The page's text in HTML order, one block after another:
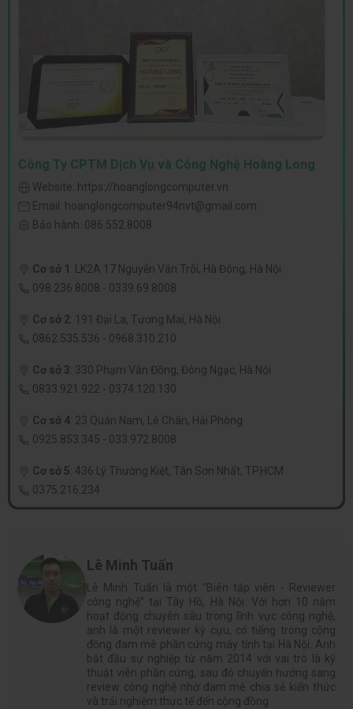
Công Ty CPTM Dịch Vụ và Công Nghệ Hoàng Long
Website: https://hoanglongcomputer.vn
Email: hoanglongcomputer94nvt@gmail.com
Bảo hành: 086.552.8008
Cơ sở 1 : LK2A 17 Nguyễn Văn Trỗi, Hà Đông, Hà Nội
098.236.8008 - 0339.69.8008
Cơ sở 2: 191 Đại La, Tương Mai, Hà Nội
0862.535.536 - 0968.310.210
Cơ sở 3: 330 Phạm Văn Đồng, Đông Ngạc, Hà Nội
0833.921.922 - 0374.120.130
Cơ sở 4: 23 Quán Nam, Lê Chân, Hải Phòng
0925.853.345 - 033.972.8008
Cơ sở 5: 436 Lý Thường Kiệt, Tân Sơn Nhất, TP.HCM
0375.216.234
Lê Minh Tuấn
Lê Minh Tuấn là một “Biên tập viên - Reviewer
công nghệ” tại Tây Hồ, Hà Nội. Với hơn 10 năm
hoạt động chuyên sâu trong lĩnh vực công nghệ,
anh là một reviewer kỳ cựu, có tiếng trong cộng
đồng đam mê phần cứng máy tính tại Hà Nội. Anh
bắt đầu sự nghiệp từ năm 2014 với vai trò là kỹ
thuật viên phần cứng, sau đó chuyển hướng sang
review công nghệ nhờ đam mê chia sẻ kiến thức
và trải nghiệm thực tế đến cộng đồng.